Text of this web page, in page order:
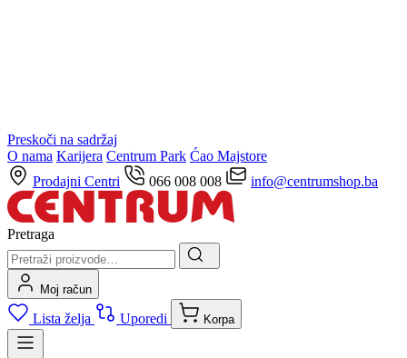
Preskoči na sadržaj
O nama Karijera Centrum Park Ćao Majstore
Prodajni Centri
066 008 008 info@centrumshop.ba
Pretraga
Moj račun
Lista želja Uporedi Korpa